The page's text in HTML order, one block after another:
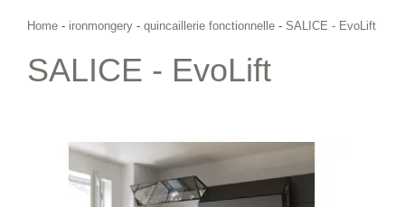
Home - ironmongery - quincaillerie fonctionnelle - SALICE - EvoLift
SALICE - EvoLift